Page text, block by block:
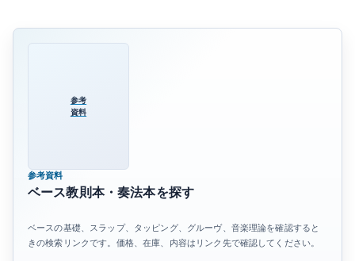
参考
資料
参考資料
ベース教則本・奏法本を探す
ベースの基礎、スラップ、タッピング、グルーヴ、音楽理論を確認すると
きの検索リンクです。価格、在庫、内容はリンク先で確認してください。